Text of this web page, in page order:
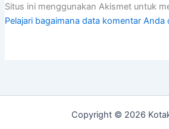
Situs ini menggunakan Akismet untuk
Pelajari bagaimana data komentar Anda
Copyright © 2026